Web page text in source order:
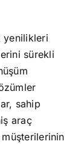
yenilikleri
sürekli
sahip
araç
müşterilerinin